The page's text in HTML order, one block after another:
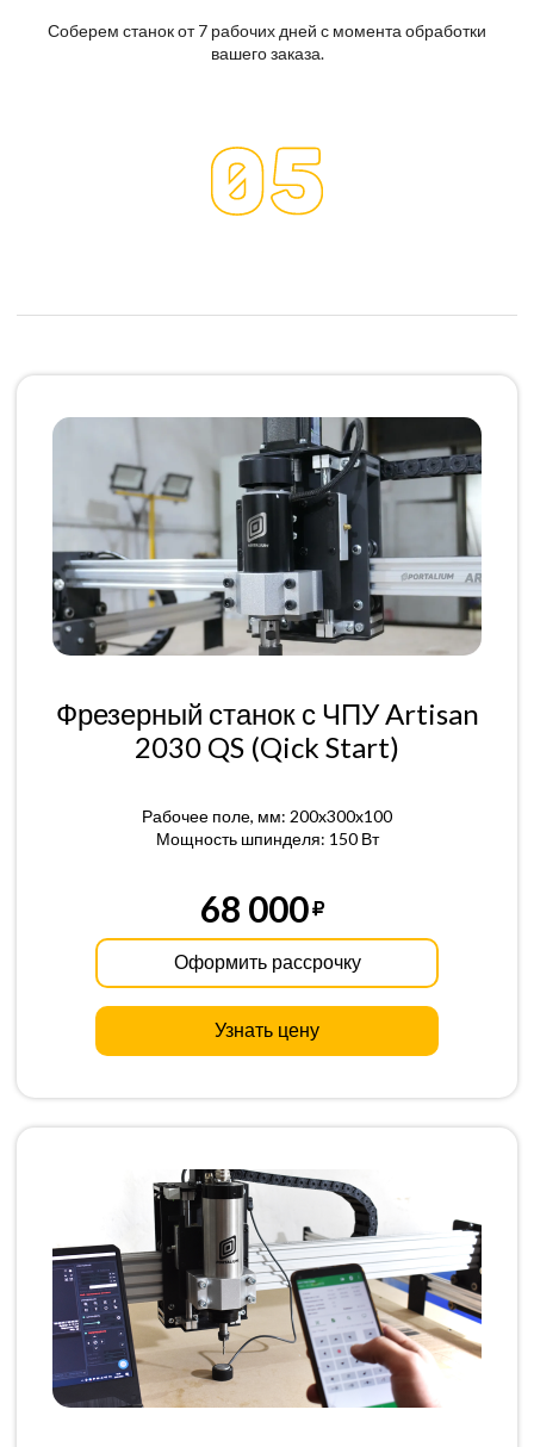
Соберем станок от 7 рабочих дней с момента обработки
вашего заказа.
Фрезерный станок с ЧПУ Artisan
2030 QS (Qick Start)
Рабочее поле, мм: 200x300x100
Мощность шпинделя: 150 Вт
68 000
Оформить рассрочку
Узнать цену